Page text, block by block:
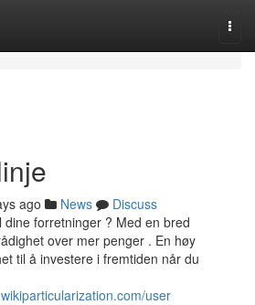
ago News
Discuss
forretninger ? Med en bred
over mer penger . En høy
til å investere i fremtiden når du
user